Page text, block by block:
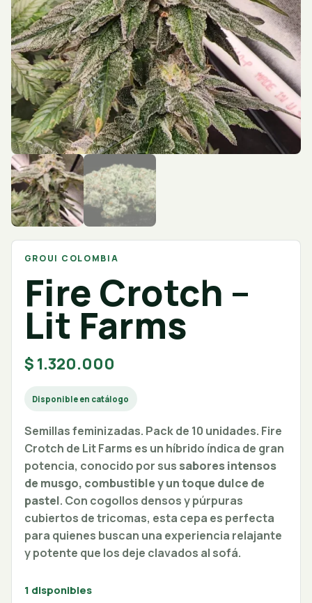
GROUI COLOMBIA
Fire Crotch –
Lit Farms
$ 1.320.000
Disponible en catálogo
Semillas feminizadas. Pack de 10 unidades. Fire
Crotch de Lit Farms es un híbrido índica de gran
potencia, conocido por sus sabores intensos
de musgo, combustible y un toque dulce de
pastel. Con cogollos densos y púrpuras
cubiertos de tricomas, esta cepa es perfecta
para quienes buscan una experiencia relajante
y potente que los deje clavados al sofá.
1 disponibles